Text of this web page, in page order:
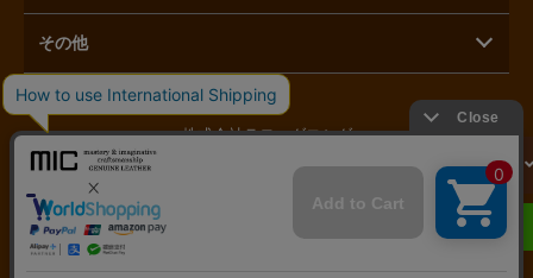
へ進む
LINEで相談する
その他
株式会社ラモーダヨシダ
〒110-0015 東京都台東区東上野1-3-3
営業時間：11時～17時 定休日：毎月第二月曜日／土日祝日